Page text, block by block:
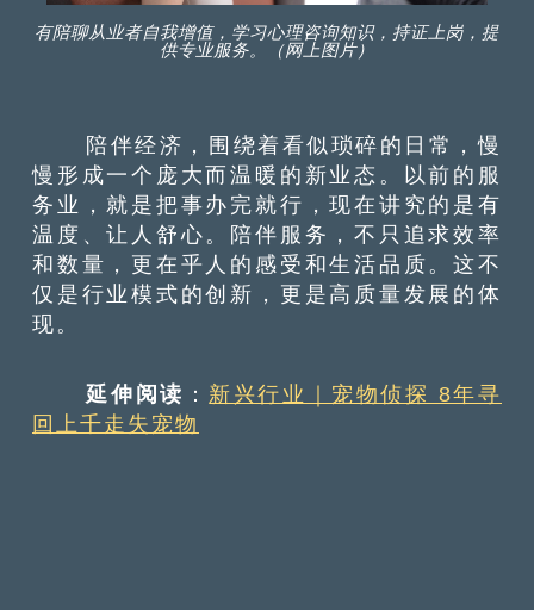
有陪聊从业者自我增值，学习心理咨询知识，持证上岗，提
供专业服务。（网上图片）
陪伴经济，围绕着看似琐碎的日常，慢
慢形成一个庞大而温暖的新业态。以前的服
务业，就是把事办完就行，现在讲究的是有
温度、让人舒心。陪伴服务，不只追求效率
和数量，更在乎人的感受和生活品质。这不
仅是行业模式的创新，更是高质量发展的体
现。
延伸阅读 ： 新兴行业｜宠物侦探 8年寻
回上千走失宠物